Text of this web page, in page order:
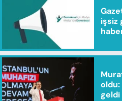
işsiz
oldu:
geldi